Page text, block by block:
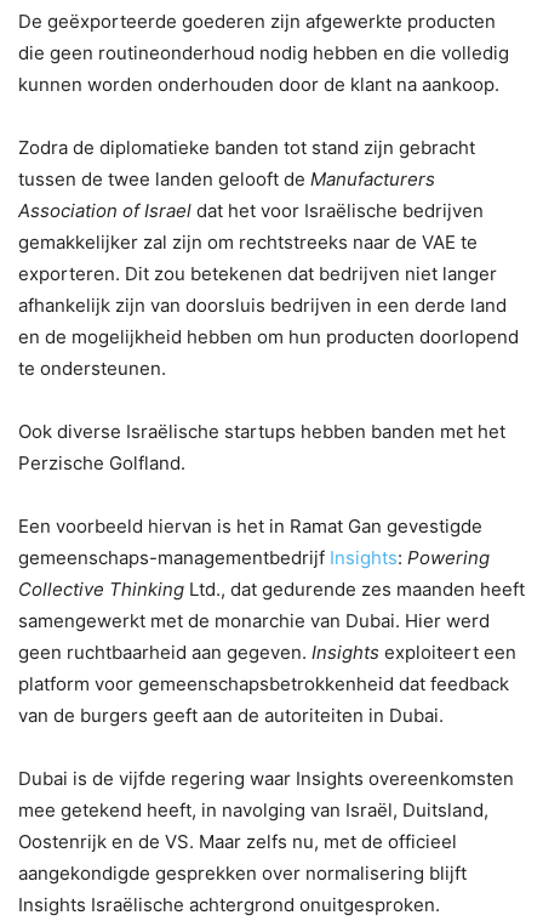
De geëxporteerde goederen zijn afgewerkte producten
die geen routineonderhoud nodig hebben en die volledig
kunnen worden onderhouden door de klant na aankoop.
Zodra de diplomatieke banden tot stand zijn gebracht
tussen de twee landen gelooft de Manufacturers
Association of Israel dat het voor Israëlische bedrijven
gemakkelijker zal zijn om rechtstreeks naar de VAE te
exporteren. Dit zou betekenen dat bedrijven niet langer
afhankelijk zijn van doorsluis bedrijven in een derde land
en de mogelijkheid hebben om hun producten doorlopend
te ondersteunen.
Ook diverse Israëlische startups hebben banden met het
Perzische Golfland.
Een voorbeeld hiervan is het in Ramat Gan gevestigde
gemeenschaps-managementbedrijf Insights: Powering
Collective Thinking Ltd., dat gedurende zes maanden heeft
samengewerkt met de monarchie van Dubai. Hier werd
geen ruchtbaarheid aan gegeven. Insights exploiteert een
platform voor gemeenschapsbetrokkenheid dat feedback
van de burgers geeft aan de autoriteiten in Dubai.
Dubai is de vijfde regering waar Insights overeenkomsten
mee getekend heeft, in navolging van Israël, Duitsland,
Oostenrijk en de VS. Maar zelfs nu, met de officieel
aangekondigde gesprekken over normalisering blijft
Insights Israëlische achtergrond onuitgesproken.